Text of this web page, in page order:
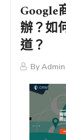
Google
辦？如
道？
ByAdmin